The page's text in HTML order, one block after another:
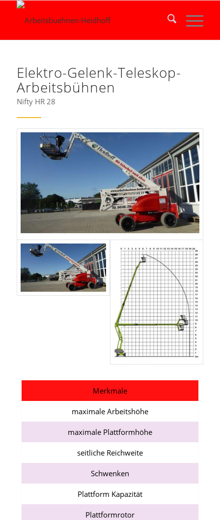
Elektro-Gelenk-Teleskop-
Arbeitsbühnen
Nifty HR 28
Merkmale
maximale Arbeitshöhe
maximale Plattformhöhe
seitliche Reichweite
Schwenken
Plattform Kapazität
Plattformrotor